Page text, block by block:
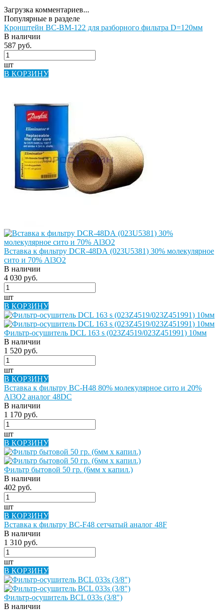
Загрузка комментариев...
Популярные в разделе
Кронштейн BC-BM-122 для разборного фильтра D=120мм
В наличии
587 руб.
шт
В КОРЗИНУ
Вставка к фильтру DCR-48DА (023U5381) 30% молекулярное
сито и 70% Al3O2
В наличии
4 030 руб.
шт
В КОРЗИНУ
Фильтр-осушитель DCL 163 s (023Z4519/023Z451991) 10мм
В наличии
1 520 руб.
шт
В КОРЗИНУ
Вставка к фильтру BC-H48 80% молекулярное сито и 20%
Al3O2 аналог 48DC
В наличии
1 170 руб.
шт
В КОРЗИНУ
Фильтр бытовой 50 гр. (6мм х капил.)
В наличии
402 руб.
шт
В КОРЗИНУ
Вставка к фильтру BC-F48 сетчатый аналог 48F
В наличии
1 310 руб.
шт
В КОРЗИНУ
Фильтр-осушитель BCL 033s (3/8")
В наличии